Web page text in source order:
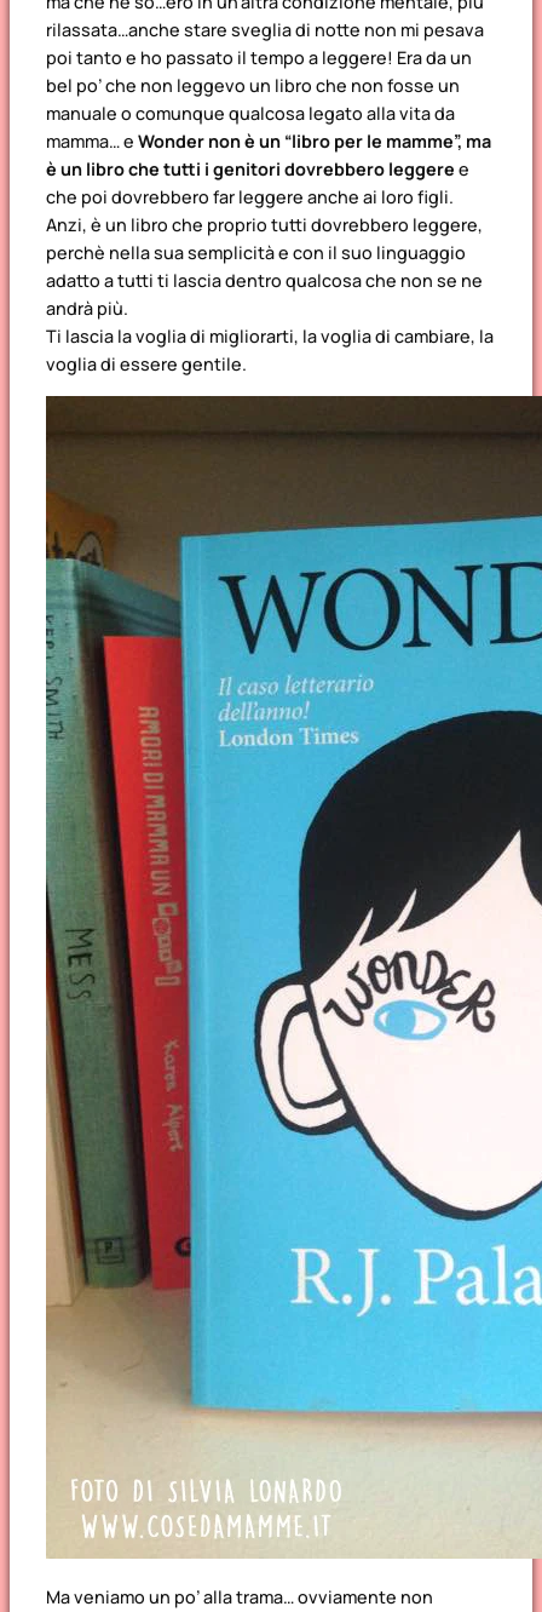
rilassata…anche stare sveglia di notte non mi pesava
poi tanto e ho passato il tempo a leggere! Era da un
bel po’ che non leggevo un libro che non fosse un
manuale o comunque qualcosa legato alla vita da
mamma… e Wonder non è un “libro per le mamme”, ma
è un libro che tutti i genitori dovrebbero leggere e
che poi dovrebbero far leggere anche ai loro figli.
Anzi, è un libro che proprio tutti dovrebbero leggere,
perchè nella sua semplicità e con il suo linguaggio
adatto a tutti ti lascia dentro qualcosa che non se ne
andrà più.
Ti lascia la voglia di migliorarti, la voglia di cambiare, la
voglia di essere gentile.
Ma veniamo un po’ alla trama… ovviamente non